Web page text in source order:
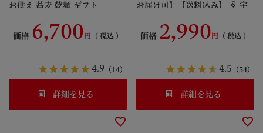
お供え 蕎麦 乾麺 ギフト
価格 6,700 税込
4.9 （14）
詳細を見る
お届け可】【送料込み】 § 宇
乾麺 ギフト 京風 そばつゆ 年越
し 094869-komi
価格 2,990 税込
4.5 （54）
詳細を見る